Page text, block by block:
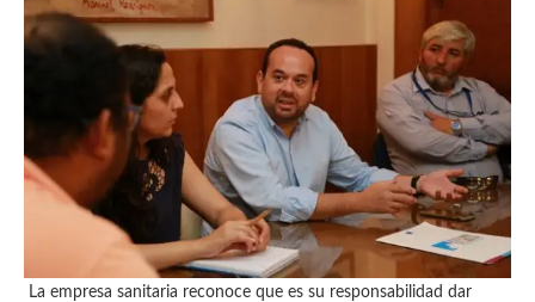
La empresa sanitaria reconoce que es su responsabilidad dar